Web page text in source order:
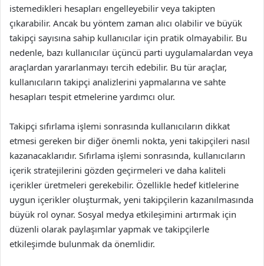
istemedikleri hesapları engelleyebilir veya takipten
çıkarabilir. Ancak bu yöntem zaman alıcı olabilir ve büyük
takipçi sayısına sahip kullanıcılar için pratik olmayabilir. Bu
nedenle, bazı kullanıcılar üçüncü parti uygulamalardan veya
araçlardan yararlanmayı tercih edebilir. Bu tür araçlar,
kullanıcıların takipçi analizlerini yapmalarına ve sahte
hesapları tespit etmelerine yardımcı olur.
Takipçi sıfırlama işlemi sonrasında kullanıcıların dikkat
etmesi gereken bir diğer önemli nokta, yeni takipçileri nasıl
kazanacaklarıdır. Sıfırlama işlemi sonrasında, kullanıcıların
içerik stratejilerini gözden geçirmeleri ve daha kaliteli
içerikler üretmeleri gerekebilir. Özellikle hedef kitlelerine
uygun içerikler oluşturmak, yeni takipçilerin kazanılmasında
büyük rol oynar. Sosyal medya etkileşimini artırmak için
düzenli olarak paylaşımlar yapmak ve takipçilerle
etkileşimde bulunmak da önemlidir.